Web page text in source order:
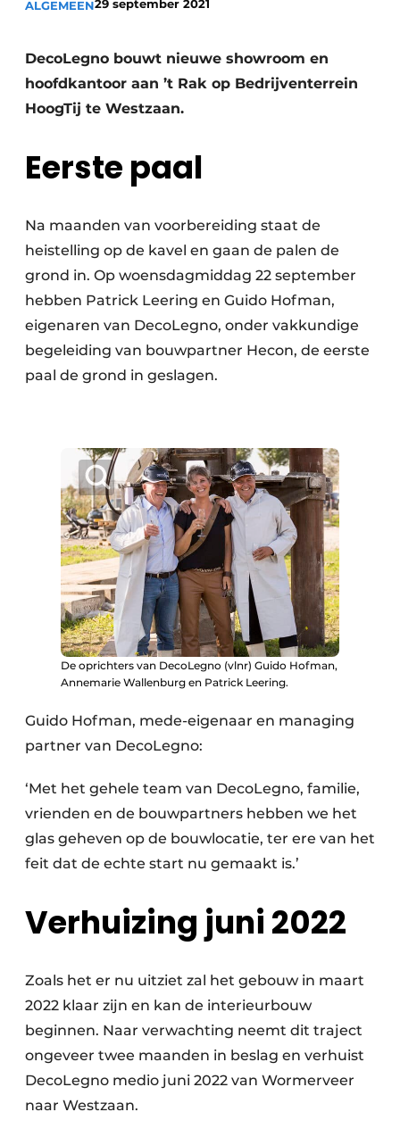
Vacature aanmelden
Video’s
ALGEMEEN29 september 2021
DecoLegno bouwt nieuwe showroom en
hoofdkantoor aan ’t Rak op Bedrijventerrein
HoogTij te Westzaan.
Eerste paal
Na maanden van voorbereiding staat de
heistelling op de kavel en gaan de palen de
grond in. Op woensdagmiddag 22 september
hebben Patrick Leering en Guido Hofman,
eigenaren van DecoLegno, onder vakkundige
begeleiding van bouwpartner Hecon, de eerste
paal de grond in geslagen.
De oprichters van DecoLegno (vlnr) Guido Hofman,
Annemarie Wallenburg en Patrick Leering.
Guido Hofman, mede-eigenaar en managing
partner van DecoLegno:
‘Met het gehele team van DecoLegno, familie,
vrienden en de bouwpartners hebben we het
glas geheven op de bouwlocatie, ter ere van het
feit dat de echte start nu gemaakt is.’
Verhuizing juni 2022
Zoals het er nu uitziet zal het gebouw in maart
2022 klaar zijn en kan de interieurbouw
beginnen. Naar verwachting neemt dit traject
ongeveer twee maanden in beslag en verhuist
DecoLegno medio juni 2022 van Wormerveer
naar Westzaan.